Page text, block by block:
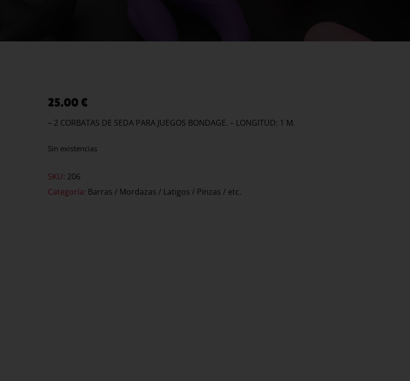
25.00 €
– 2 CORBATAS DE SEDA PARA JUEGOS BONDAGE. – LONGITUD: 1 M.
Sin existencias
SKU: 206
Categoría: Barras / Mordazas / Latigos / Pinzas / etc.